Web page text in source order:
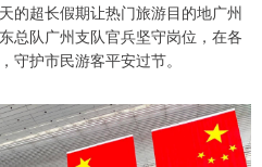
的超长假期让热门旅游目的地广州
总队广州支队官兵坚守岗位，在各
守护市民游客平安过节。